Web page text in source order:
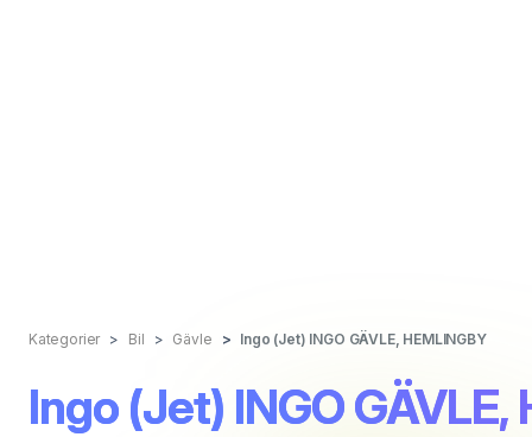
Kategorier Bil Gävle Ingo (Jet) INGO GÄVLE, HEMLINGBY
Ingo (Jet) INGO GÄVLE,